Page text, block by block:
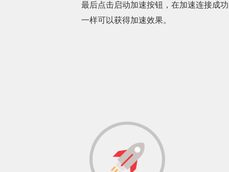
最后点击启动加速按钮，在加速连接成
一样可以获得加速效果。